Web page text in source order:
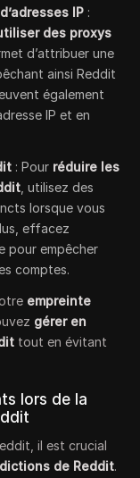
IP :
des proxys
d’attribuer une
ainsi Reddit
également
IP et en
: Pour réduire les
, utilisez des
lorsque vous
effacez
pour empêcher
comptes.
empreinte
gérer en
tout en évitant
lors de la
il est crucial
de Reddit.